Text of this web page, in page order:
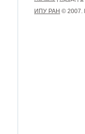
ИПУ РАН © 2007.